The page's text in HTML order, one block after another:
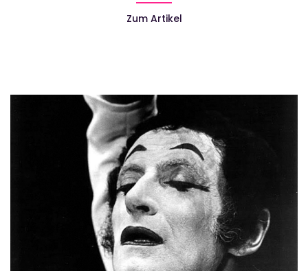
Zum Artikel